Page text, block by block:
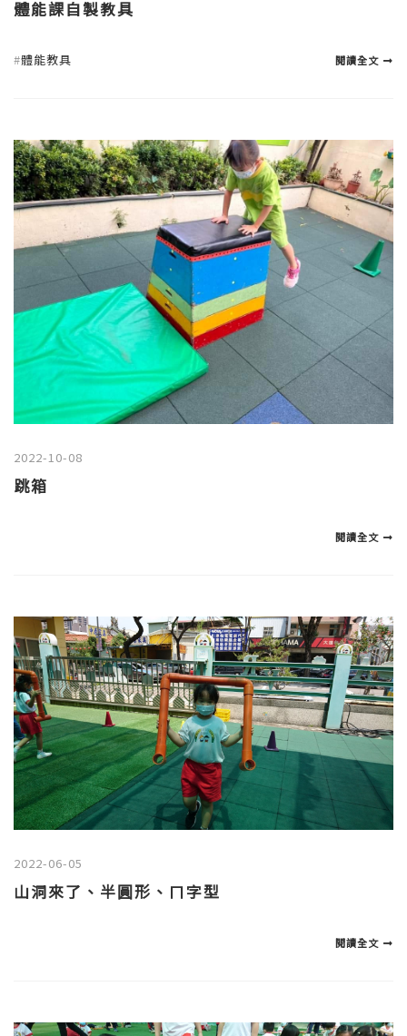
體能課自製教具
#體能教具 閱讀全文
2022-10-08
跳箱
閱讀全文
2022-06-05
山洞來了、半圓形、ㄇ字型
閱讀全文